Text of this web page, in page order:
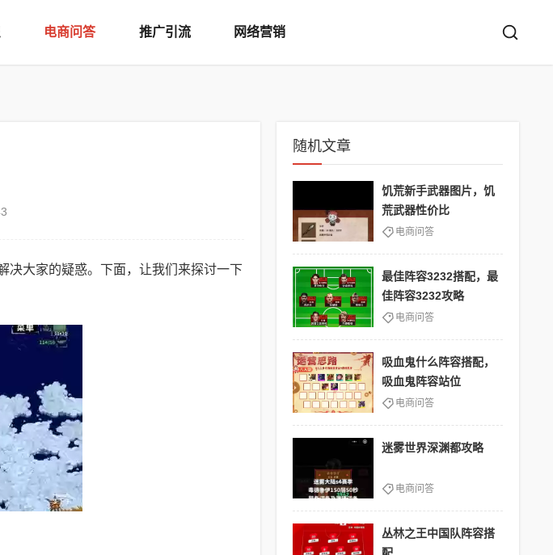
电商问答 推广引流 网络营销
决大家的疑惑。下面，让我们来探讨一下
随机文章
饥荒新手武器图片，饥
荒武器性价比
电商问答
最佳阵容3232搭配，最
佳阵容3232攻略
电商问答
吸血鬼什么阵容搭配，
吸血鬼阵容站位
电商问答
迷雾世界深渊都攻略
电商问答
丛林之王中国队阵容搭